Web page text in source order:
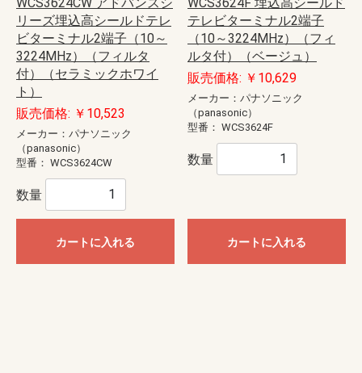
リーズ埋込高シールドテレ
ビターミナル2端子（10～
3224MHz）（フィルタ
付）（セラミックホワイ
ト）
販売価格: ￥10,523
メーカー：パナソニック
（panasonic）
型番： WCS3624CW
数量
カートに入れる
テレビターミナル2端子
（10～3224MHz）（フィ
ルタ付）（ベージュ）
販売価格: ￥10,629
メーカー：パナソニック
（panasonic）
型番： WCS3624F
数量
カートに入れる